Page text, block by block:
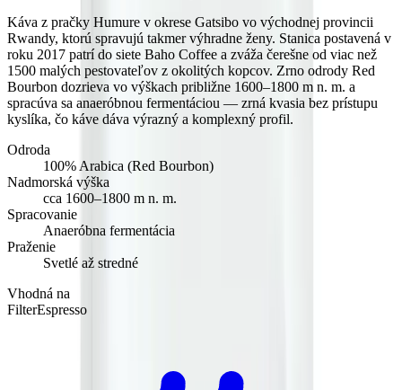
Káva z pračky Humure v okrese Gatsibo vo východnej provincii
Rwandy, ktorú spravujú takmer výhradne ženy. Stanica postavená v
roku 2017 patrí do siete Baho Coffee a zváža čerešne od viac než
1500 malých pestovateľov z okolitých kopcov. Zrno odrody Red
Bourbon dozrieva vo výškach približne 1600–1800 m n. m. a
spracúva sa anaeróbnou fermentáciou — zrná kvasia bez prístupu
kyslíka, čo káve dáva výrazný a komplexný profil.
Odroda
100% Arabica (Red Bourbon)
Nadmorská výška
cca 1600–1800 m n. m.
Spracovanie
Anaeróbna fermentácia
Praženie
Svetlé až stredné
Vhodná na
FilterEspresso